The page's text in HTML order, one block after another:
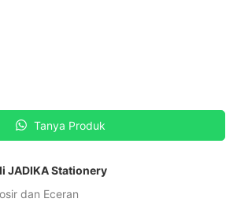
Tanya Produk
JADIKA Stationery
dan Eceran